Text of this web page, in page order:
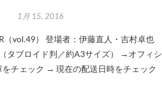
1月 15, 2016
（vol.49） 登場者：伊藤直人・吉村卓也
タブロイド判／約A3サイズ） →オフィシ
をチェック → 現在の配送日時をチェック